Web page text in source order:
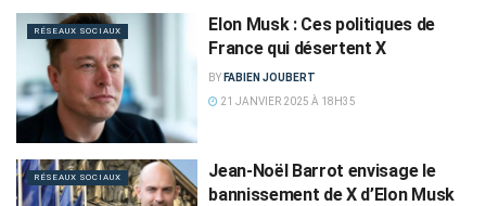
RÉSEAUX SOCIAUX
Elon Musk : Ces politiques de
France qui désertent X
BY FABIEN JOUBERT
21 JANVIER 2025 À 18H35
RÉSEAUX SOCIAUX
Jean-Noël Barrot envisage le
bannissement de X d’Elon Musk